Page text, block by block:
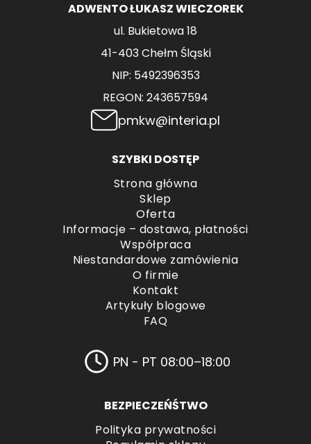
ADWENTO ŁUKASZ WIECZOREK
ul. Bukietowa 18
41-403 Chełm Śląski
NIP: 5492396353
REGON: 243657594
pmkw@interia.pl
SZYBKI DOSTĘP
Strona główna
Sklep
Oferta
Informacje – dostawa, płatności
Współpraca
Niestandardowe zamówienia
O firmie
Kontakt
Artykuły blogowe
FAQ
PN - PT 08:00–18:00
BEZPIECZEŃŚTWO
Polityka prywatności